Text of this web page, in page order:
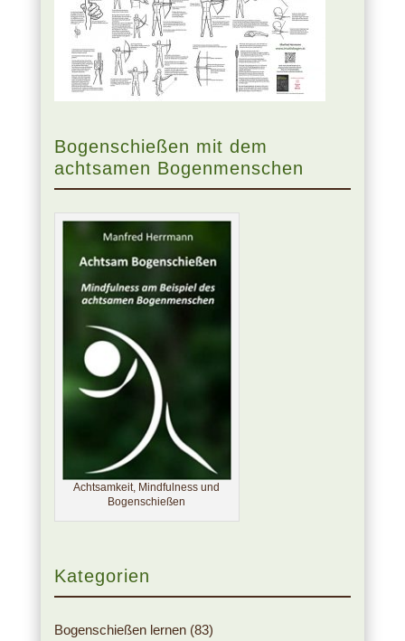
Bogenschießen mit dem
achtsamen Bogenmenschen
Achtsamkeit, Mindfulness und
Bogenschießen
Kategorien
Bogenschießen lernen(83)